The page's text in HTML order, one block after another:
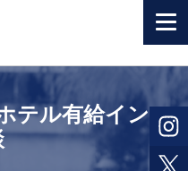
テル有給イン